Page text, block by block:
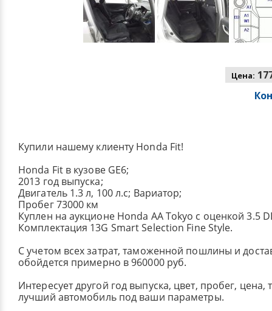
Цена:
Купили нашему клиенту Honda Fit!
Honda Fit в кузове GE6;
2013 год выпуска;
Двигатель 1.3 л, 100 л.с; Вариатор;
Пробег 73000 км
Куплен на аукционе Honda AA Tokyo с оценкой 3.5
Комплектация 13G Smart Selection Fine Style.
С учетом всех затрат, таможенной пошлины и
обойдется примерно в 960000 руб.
Интересует другой год выпуска, цвет, пробег,
лучший автомобиль под ваши параметры.